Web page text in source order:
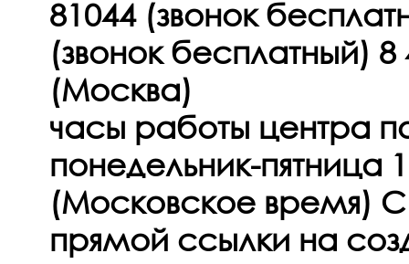
81044 (звонок
(звонок бесплатный) 8
(Москва)
часы работы центра
понедельник-пятница
(Московское время)
прямой ссылки на